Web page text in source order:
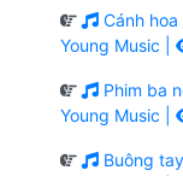
Cánh hoa
Young Music |
Phim ba
Young Music |
Buông